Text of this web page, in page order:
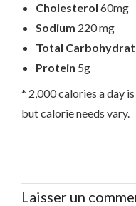
Cholesterol 60mg
Sodium 220 mg
Total
Protein 5g
* 2,000 calories a day
but calorie needs vary.
Laisser un